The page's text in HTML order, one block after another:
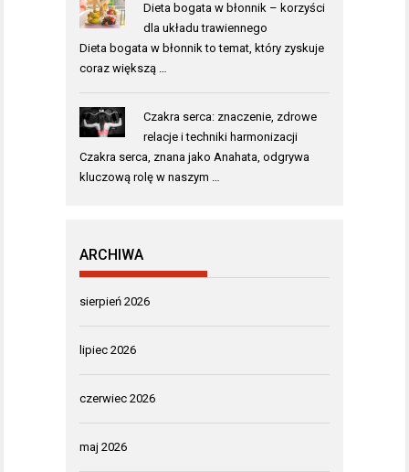
Dieta bogata w błonnik – korzyści
dla układu trawiennego
Dieta bogata w błonnik to temat, który zyskuje
coraz większą …
Czakra serca: znaczenie, zdrowe
relacje i techniki harmonizacji
Czakra serca, znana jako Anahata, odgrywa
kluczową rolę w naszym …
ARCHIWA
sierpień 2026
lipiec 2026
czerwiec 2026
maj 2026